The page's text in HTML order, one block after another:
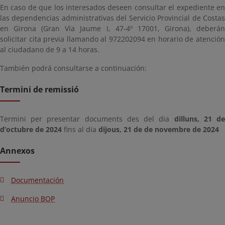
En caso de que los interesados deseen consultar el expediente en
las dependencias administrativas del Servicio Provincial de Costas
en Girona (Gran Vía Jaume I, 47-4º 17001, Girona), deberán
solicitar cita previa llamando al 972202094 en horario de atención
al ciudadano de 9 a 14 horas.
También podrá consultarse a continuación:
Termini de remissió
Termini per presentar documents des del dia dilluns, 21 de
d’octubre de 2024 fins al dia dijous, 21 de de novembre de 2024
Annexos
Documentación
Anuncio BOP